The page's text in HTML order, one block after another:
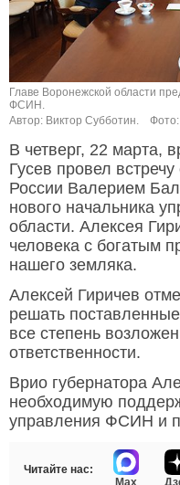
Главе Воронежской области
ФСИН.
Автор: Виктор Субботин.
Фото:
В четверг, 22 марта,
Гусев провел
России Валерием
нового начальника
области. Алексея
человека с богатым
нашего земляка.
Алексей Гиричев
решать
все степень
ответственности.
Врио губернатора
необходимую
управления ФСИН и
Читайте нас: